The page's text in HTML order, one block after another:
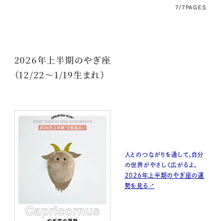
7/7PAGES
2026年上半期のやぎ座
（12/22〜1/19生まれ）
人とのつながりを通して、自分
の世界がやさしく広がるよ。
2026年上半期のやぎ座の運
勢を見る↗